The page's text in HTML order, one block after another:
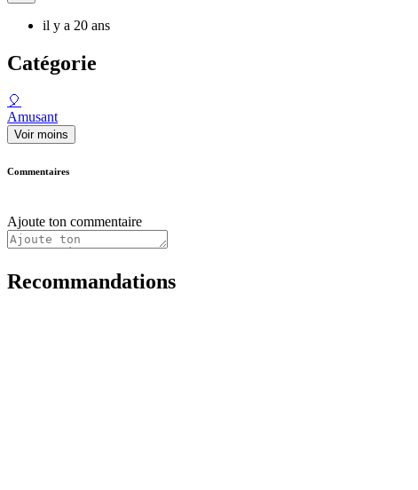
il y a 20 ans
Catégorie
🎈
Amusant
Voir moins
Commentaires
Ajoute ton commentaire
Recommandations